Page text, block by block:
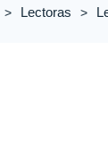
Lectoras